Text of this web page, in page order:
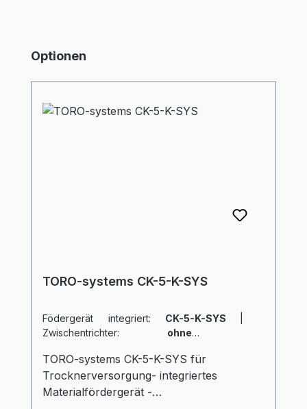
Produktgalerie überspringen
Optionen
TORO-systems CK-5-K-SYS
Födergerät integriert: CK-5-K-SYS
Zwischentrichter: ohne
TORO-systems CK-5-K-SYS für
Trocknerversorgung- integriertes
Materialfördergerät -